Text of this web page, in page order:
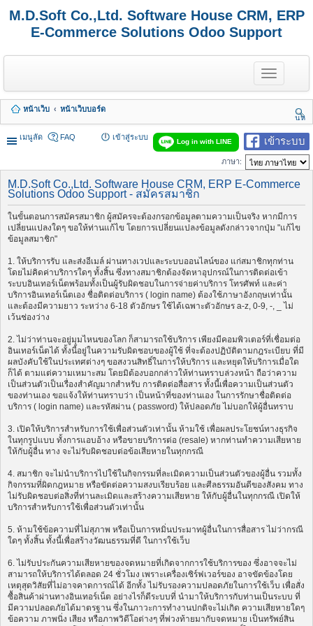
M.D.Soft Co.,Ltd. Software House CRM, ERP
E-Commerce Solutions Odoo Support
T
o
g
e
n
a
v
i
a
o
n
หน้าเว็บ
หน้าเว็บบอร์ด
นห
า
เมนูลัด
เข้าระบบ
Log in with LINE
FAQ เข้าสู่ระบบ
ภาษา:
M.D.Soft Co.,Ltd. Software House CRM, ERP E-Commerce
Solutions Odoo Support - สมัครสมาชิก
ในขั้นตอนการสมัครสมาชิก ผู้สมัครจะต้องกรอกข้อมูลตามความเป็นจริง หากมีการ
เปลี่ยนแปลงใดๆ ขอให้ท่านแก้ไข โดยการเปลี่ยนแปลงข้อมูลดังกล่าวจากปุ่ม "แก้ไข
ข้อมูลสมาชิก"
1. ให้บริการรับ และส่งอีเมล์ ผ่านทางเวปและระบบออนไลน์ของ แก่สมาชิกทุกท่าน
โดยไม่คิดค่าบริการใดๆ ทั้งสิ้น ซึ่งทางสมาชิกต้องจัดหาอุปกรณ์ในการติดต่อเข้า
ระบบอินเทอร์เน็ตพร้อมทั้งเป็นผู้รับผิดชอบในการจ่ายค่าบริการ โทรศัพท์ และค่า
บริการอินเทอร์เน็ตเอง ชื่อติดต่อบริการ ( login name) ต้องใช้ภาษาอังกฤษเท่านั้น
และต้องมีความยาว ระหว่าง 6-18 ตัวอักษร ใช้ได้เฉพาะตัวอักษร a-z, 0-9, -, _ ไม่
เว้นช่องว่าง
2. ไม่ว่าท่านจะอยู่มุมไหนของโลก ก็สามารถใช้บริการ เพียงมีคอมพิวเตอร์ที่เชื่อมต่อ
อินเทอร์เน็ตได้ ทั้งนี้อยู่ในความรับผิดชอบของผู้ใช้ ที่จะต้องปฏิบัติตามกฎระเบียบ ที่มี
ผลบังคับใช้ในประเทศต่างๆ ขอสงวนสิทธิ์ในการให้บริการ และหยุดให้บริการเมื่อใด
ก็ได้ ตามแต่ความเหมาะสม โดยมิต้องบอกกล่าวให้ท่านทราบล่วงหน้า ถือว่าความ
เป็นส่วนตัวเป็นเรื่องสำคัญมากสำหรับ การติดต่อสื่อสาร ทั้งนี้เพื่อความเป็นส่วนตัว
ของท่านเอง ขอแจ้งให้ท่านทราบว่า เป็นหน้าที่ของท่านเอง ในการรักษาชื่อติดต่อ
บริการ ( login name) และรหัสผ่าน ( password) ให้ปลอดภัย ไม่บอกให้ผู้อื่นทราบ
3. เปิดให้บริการสำหรับการใช้เพื่อส่วนตัวเท่านั้น ห้ามใช้ เพื่อผลประโยชน์ทางธุรกิจ
ในทุกรูปแบบ ทั้งการแอบอ้าง หรือขายบริการต่อ (resale) หากท่านทำความเสียหาย
ให้กับผู้อื่น ทาง จะไม่รับผิดชอบต่อข้อเสียหายในทุกกรณี
4. สมาชิก จะไม่นำบริการไปใช้ในกิจกรรมที่ละเมิดความเป็นส่วนตัวของผู้อื่น รวมทั้ง
กิจกรรมที่ผิดกฎหมาย หรือขัดต่อความสงบเรียบร้อย และศีลธรรมอันดีของสังคม ทาง
ไม่รับผิดชอบต่อสิ่งที่ท่านละเมิดและสร้างความเสียหาย ให้กับผู้อื่นในทุกกรณี เปิดให้
บริการสำหรับการใช้เพื่อส่วนตัวเท่านั้น
5. ห้ามใช้ข้อความที่ไม่สุภาพ หรือเป็นการหมิ่นประมาทผู้อื่นในการสื่อสาร ไม่ว่ากรณี
ใดๆ ทั้งสิ้น ทั้งนี้เพื่อสร้างวัฒนธรรมที่ดี ในการใช้เว็บ
6. ไม่รับประกันความเสียหายของจดหมายที่เกิดจากการใช้บริการของ ซึ่งอาจจะไม่
สามารถให้บริการได้ตลอด 24 ชั่วโมง เพราะเครื่องเซิร์ฟเวอร์ของ อาจขัดข้องโดย
เหตุสุดวิสัยที่ไม่อาจคาดการณ์ได้ อีกทั้ง ไม่รับรองความปลอดภัยในการใช้เว็บ เพื่อสั่ง
ซื้อสินค้าผ่านทางอินเทอร์เน็ต อย่างไรก็ดีระบบที่ นำมาให้บริการกับท่านเป็นระบบ ที่
มีความปลอดภัยได้มาตรฐาน ซึ่งในภาวะการทำงานปกติจะไม่เกิด ความเสียหายใดๆ
ข้อความ ภาพนิ่ง เสียง หรือภาพวิดีโอต่างๆ ที่พ่วงท้ายมากับจดหมาย เป็นทรัพย์สิน